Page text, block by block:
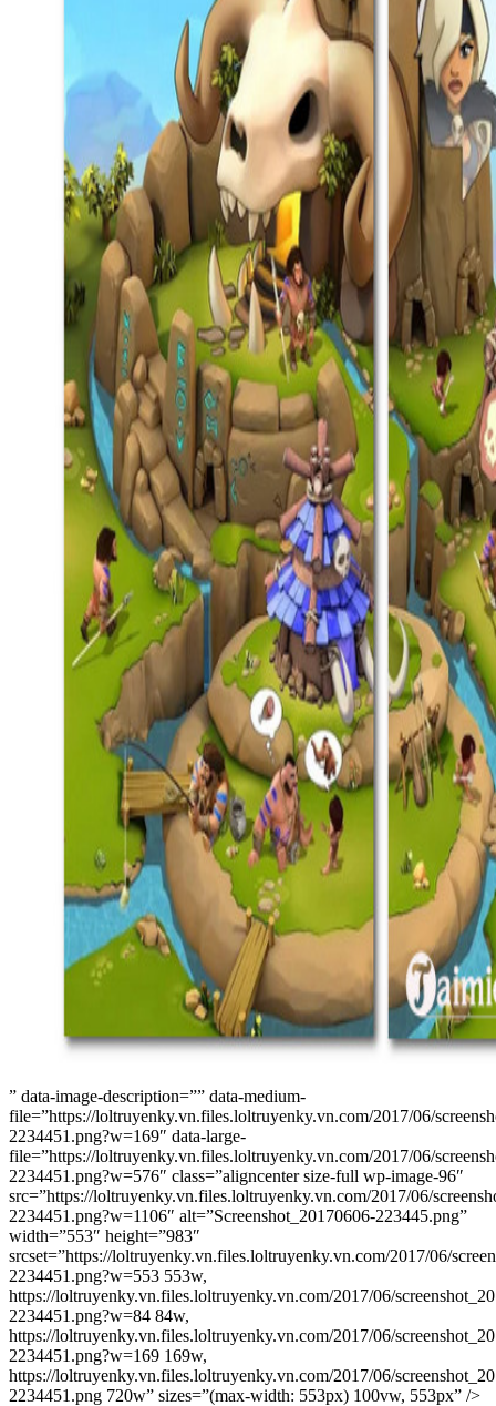
” data-image-description=”” data-medium-
file=”https://loltruyenky.vn.files.loltruyenky.vn.com/2017/06/
2234451.png?w=169″ data-large-
file=”https://loltruyenky.vn.files.loltruyenky.vn.com/2017/06/
2234451.png?w=576″ class=”aligncenter size-full wp-image-96″
src=”https://loltruyenky.vn.files.loltruyenky.vn.com/2017/06/
2234451.png?w=1106″ alt=”Screenshot_20170606-223445.png”
width=”553″ height=”983″
srcset=”https://loltruyenky.vn.files.loltruyenky.vn.com/2017/06/
2234451.png?w=553 553w,
https://loltruyenky.vn.files.loltruyenky.vn.com/2017/06/
2234451.png?w=84 84w,
https://loltruyenky.vn.files.loltruyenky.vn.com/2017/06/
2234451.png?w=169 169w,
https://loltruyenky.vn.files.loltruyenky.vn.com/2017/06/
2234451.png 720w” sizes=”(max-width: 553px) 100vw, 553px” />